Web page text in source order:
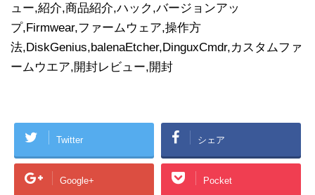
ュー,紹介,商品紹介,ハック,バージョンアッ
プ,Firmwear,ファームウェア,操作方
法,DiskGenius,balenaEtcher,DinguxCmdr,カスタムファ
ームウエア,開封レビュー,開封
Twitter シェア
Google+ Pocket